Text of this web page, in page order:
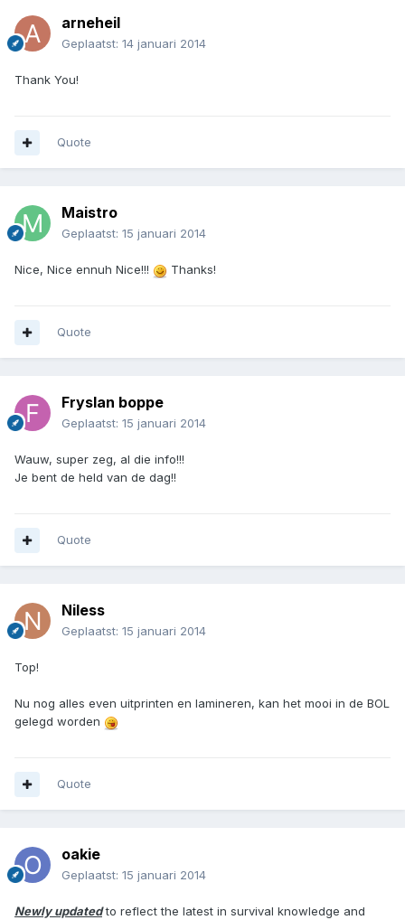
arneheil
Geplaatst: 14 januari 2014
Thank You!
Quote
Maistro
Geplaatst: 15 januari 2014
Nice, Nice ennuh Nice!!! Thanks!
Quote
Fryslan boppe
Geplaatst: 15 januari 2014
Wauw, super zeg, al die info!!!
Je bent de held van de dag!!
Quote
Niless
Geplaatst: 15 januari 2014
Top!
Nu nog alles even uitprinten en lamineren, kan het mooi in de BOL
gelegd worden
Quote
oakie
Geplaatst: 15 januari 2014
Newly updatedto reflect the latest in survival knowledge and